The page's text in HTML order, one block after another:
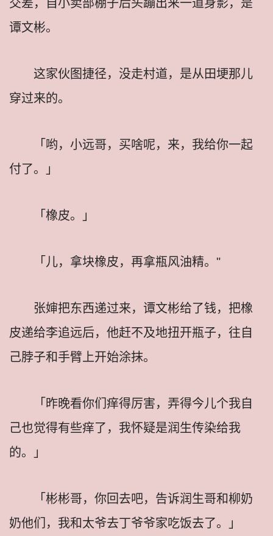
交差，自小卖部棚子后头蹦出来一道身影，是
谭文彬。
这家伙图捷径，没走村道，是从田埂那儿
穿过来的。
「哟，小远哥，买啥呢，来，我给你一起
付了。」
「橡皮。」
「儿，拿块橡皮，再拿瓶风油精。"
张婶把东西递过来，谭文彬给了钱，把橡
皮递给李追远后，他赶不及地扭开瓶子，往自
己脖子和手臂上开始涂抹。
「昨晚看你们痒得厉害，弄得今儿个我自
己也觉得有些痒了，我怀疑是润生传染给我
的。」
「彬彬哥，你回去吧，告诉润生哥和柳奶
奶他们，我和太爷去丁爷爷家吃饭去了。」